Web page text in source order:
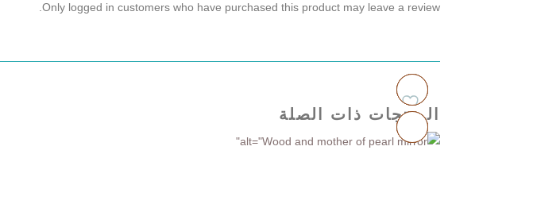
Only logged in customers who have purchased this product may leave a review.
المنتجات ذات الصلة
أضف
أضف
أضف
أضف